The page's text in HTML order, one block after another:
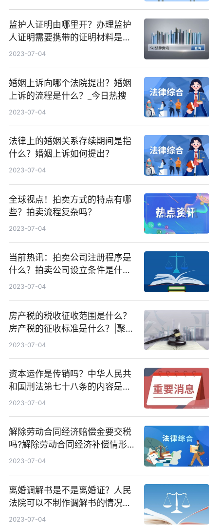
监护人证明由哪里开？办理监护
人证明需要携带的证明材料是哪
些？ 世界看热讯
2023-07-04
婚姻上诉向哪个法院提出？婚姻
上诉的流程是什么？_今日热搜
2023-07-04
法律上的婚姻关系存续期间是指
什么？婚姻上诉如何提出？
2023-07-04
全球视点！拍卖方式的特点有哪
些？拍卖流程复杂吗？
2023-07-04
当前热讯：拍卖公司注册程序是
什么？拍卖公司设立条件是什
么？
2023-07-04
房产税的税收征收范围是什么？
房产税的征收标准是什么？|聚看
点
2023-07-04
资本运作是传销吗？中华人民共
和国刑法第七十八条的内容是什
么？_世界快播
2023-07-04
解除劳动合同经济赔偿金要交税
吗?解除劳动合同经济补偿情形
有哪些？
2023-07-04
离婚调解书是不是离婚证？人民
法院可以不制作调解书的情况是
哪些？
2023-07-04